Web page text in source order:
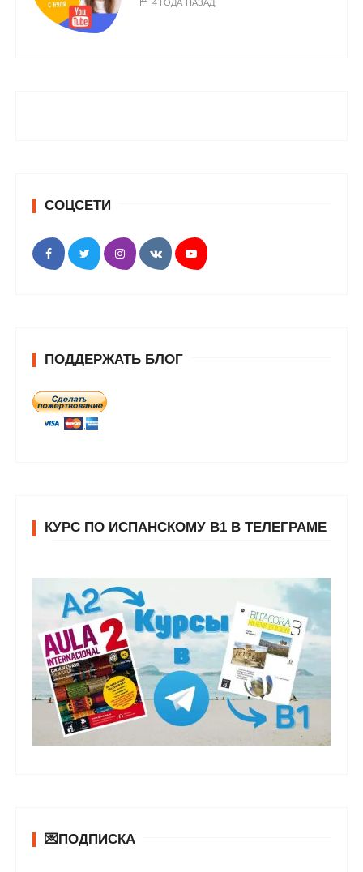
4 ГОДА НАЗАД
СОЦСЕТИ
ПОДДЕРЖАТЬ БЛОГ
КУРС ПО ИСПАНСКОМУ В1 В ТЕЛЕГРАМЕ
💌ПОДПИСКА